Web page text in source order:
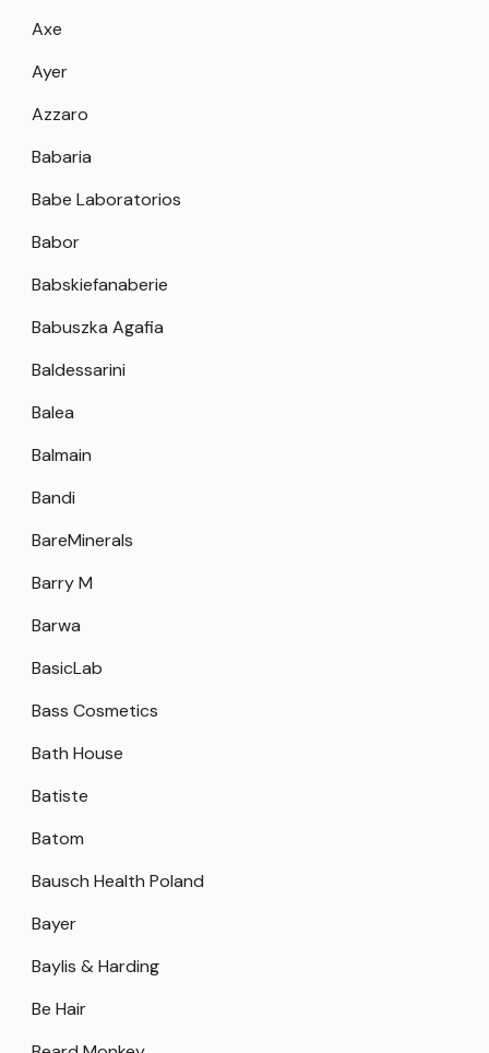
Axe
Ayer
Azzaro
Babaria
Babe Laboratorios
Babor
Babskiefanaberie
Babuszka Agafia
Baldessarini
Balea
Balmain
Bandi
BareMinerals
Barry M
Barwa
BasicLab
Bass Cosmetics
Bath House
Batiste
Batom
Bausch Health Poland
Bayer
Baylis & Harding
Be Hair